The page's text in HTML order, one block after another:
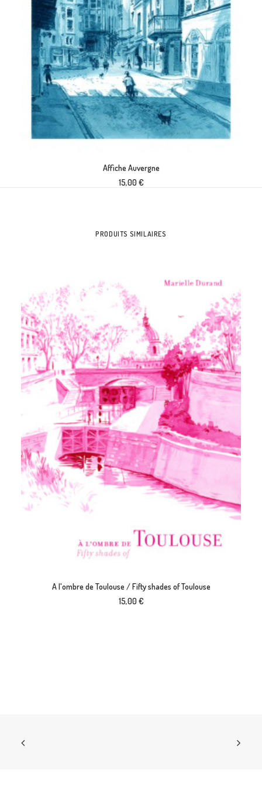
AJOUTER AU PANIER
Affiche Auvergne
15,00€
PRODUITS SIMILAIRES
AJOUTER AU PANIER
A l'ombre de Toulouse / Fifty shades of Toulouse
15,00€